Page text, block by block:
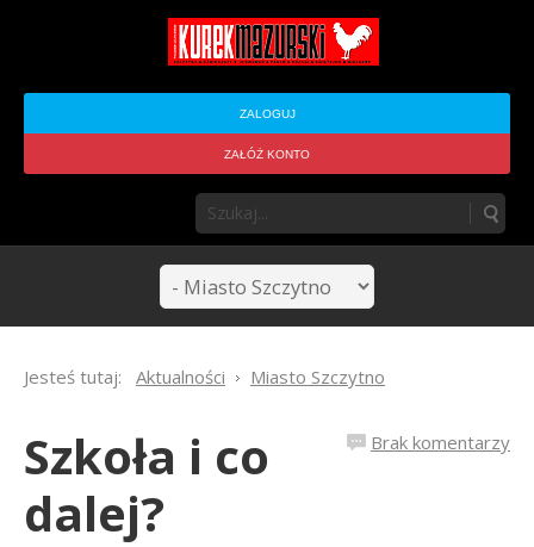
ZALOGUJ
ZAŁÓŻ KONTO
Jesteś tutaj: Aktualności Miasto Szczytno
Brak komentarzy
Szkoła i co
dalej?